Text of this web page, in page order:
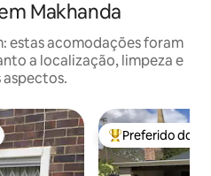
Makhanda
estas acomodações foram
a localização, limpeza e
dos hóspedes Entre os
Preferido dos